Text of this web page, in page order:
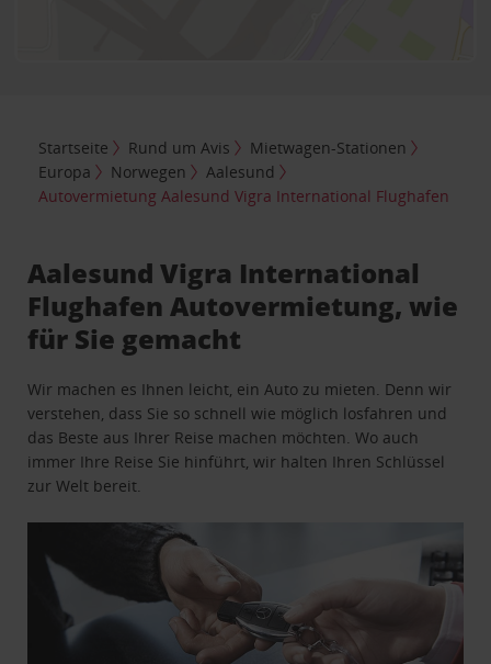
Startseite Rund um Avis
Mietwagen-Stationen
Europa
Norwegen
Aalesund
Autovermietung Aalesund Vigra International Flughafen
Aalesund Vigra International
Flughafen Autovermietung, wie
für Sie gemacht
Wir machen es Ihnen leicht, ein Auto zu mieten. Denn wir
verstehen, dass Sie so schnell wie möglich losfahren und
das Beste aus Ihrer Reise machen möchten. Wo auch
immer Ihre Reise Sie hinführt, wir halten Ihren Schlüssel
zur Welt bereit.